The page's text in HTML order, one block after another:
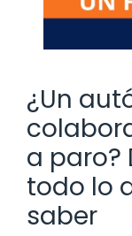
¿Un
a paro?
todo lo
saber